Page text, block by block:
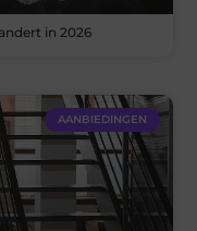
in 2026
AANBIEDINGEN